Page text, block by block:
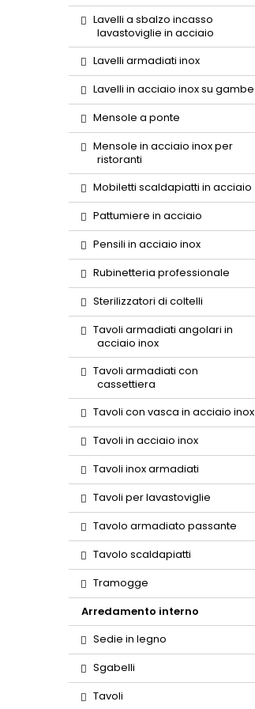
Lavelli a sbalzo incasso
lavastoviglie in acciaio
Lavelli armadiati inox
Lavelli in acciaio inox su gambe
Mensole a ponte
Mensole in acciaio inox per
ristoranti
Mobiletti scaldapiatti in acciaio
Pattumiere in acciaio
Pensili in acciaio inox
Rubinetteria professionale
Sterilizzatori di coltelli
Tavoli armadiati angolari in
acciaio inox
Tavoli armadiati con
cassettiera
Tavoli con vasca in acciaio inox
Tavoli in acciaio inox
Tavoli inox armadiati
Tavoli per lavastoviglie
Tavolo armadiato passante
Tavolo scaldapiatti
Tramogge
Arredamento interno
Sedie in legno
Sgabelli
Tavoli